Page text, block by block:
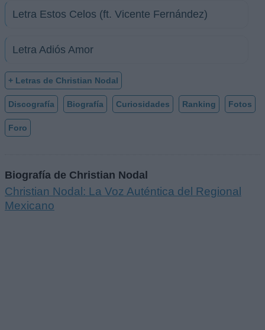
Letra Estos Celos (ft. Vicente Fernández)
Letra Adiós Amor
+ Letras de Christian Nodal
Discografía Biografía Curiosidades Ranking Fotos
Foro
Biografía de Christian Nodal
Christian Nodal: La Voz Auténtica del Regional
Mexicano